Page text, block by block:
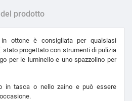
prodotto
ottone è consigliata per qualsiasi
stato progettato con strumenti di pulizia
per le luminello e uno spazzolino per
in tasca o nello zaino e può essere